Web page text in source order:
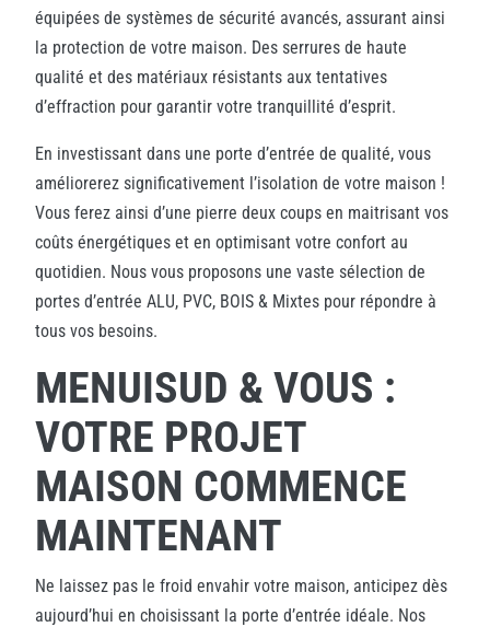
équipées de systèmes de sécurité avancés, assurant ainsi
la protection de votre maison. Des serrures de haute
qualité et des matériaux résistants aux tentatives
d’effraction pour garantir votre tranquillité d’esprit.
En investissant dans une porte d’entrée de qualité, vous
améliorerez significativement l’isolation de votre maison !
Vous ferez ainsi d’une pierre deux coups en maitrisant vos
coûts énergétiques et en optimisant votre confort au
quotidien. Nous vous proposons une vaste sélection de
portes d’entrée ALU, PVC, BOIS & Mixtes pour répondre à
tous vos besoins.
MENUISUD & VOUS :
VOTRE PROJET
MAISON COMMENCE
MAINTENANT
Ne laissez pas le froid envahir votre maison, anticipez dès
aujourd’hui en choisissant la porte d’entrée idéale. Nos